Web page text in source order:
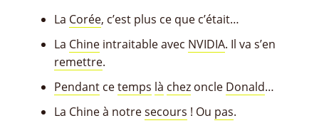
La Corée, c’est plus ce que c’était…
La Chine intraitable avec NVIDIA. Il va s’en
remettre.
Pendant cetemps là chez oncle Donald…
La Chine à notresecours ! Ou pas.